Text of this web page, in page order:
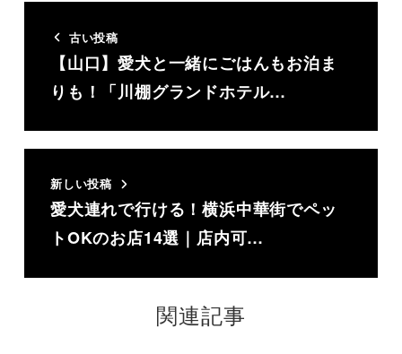
古い投稿
【山口】愛犬と一緒にごはんもお泊ま
りも！「川棚グランドホテル…
新しい投稿
愛犬連れで行ける！横浜中華街でペッ
トOKのお店14選｜店内可…
関連記事